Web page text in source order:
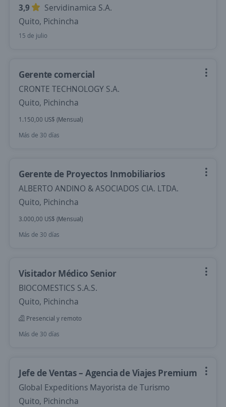
3,9
Servidinamica S.A.
Quito, Pichincha
15 de julio
Gerente comercial
CRONTE TECHNOLOGY S.A.
Quito, Pichincha
1.150,00 US$ (Mensual)
Más de 30 días
Gerente de Proyectos Inmobiliarios
ALBERTO ANDINO & ASOCIADOS CIA. LTDA.
Quito, Pichincha
3.000,00 US$ (Mensual)
Más de 30 días
Visitador Médico Senior
BIOCOMESTICS S.A.S.
Quito, Pichincha
Presencial y remoto
Más de 30 días
Jefe de Ventas – Agencia de Viajes Premium
Global Expeditions Mayorista de Turismo
Quito, Pichincha